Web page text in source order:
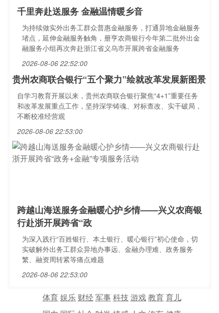
千里奔赴送服务 金融温情暖乡音
为持续做实外出务工群众普惠金融服务，打通异地金融服务
堵点，延伸金融服务触角，册亨农商银行今年第二批外出金
融服务小组再次奔赴浙江省义乌市开展跨省金融服务
2026-08-06 22:52:00
贵州农商联合银行“五个聚力”绘就改革发展新图景
自学习教育开展以来，贵州农商联合银行聚焦“4+1”重要任务
和改革发展重点工作，坚持深学铸魂、对标查改、实干破局，
不断校准经营观
2026-08-06 22:53:00
跨越山海送服务金融暖心护乡情——兴义农商银
行赴浙开展跨省“政
为深入践行“百姓银行、本土银行、暖心银行”初心使命，切
实破解外出务工群众异地办事远、金融办理难、政务服务
繁、融资周转紧等痛点难题
2026-08-06 22:53:00
体育娱乐 财经军事科技游戏教育育儿